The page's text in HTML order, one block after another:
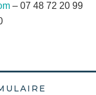
– 07 48 72 20 99